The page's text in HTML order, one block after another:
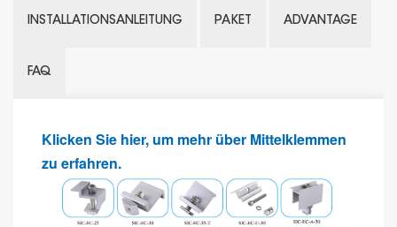
INSTALLATIONSANLEITUNG PAKET ADVANTAGE
FAQ
Klicken Sie hier, um mehr über Mittelklemmen
zu erfahren.